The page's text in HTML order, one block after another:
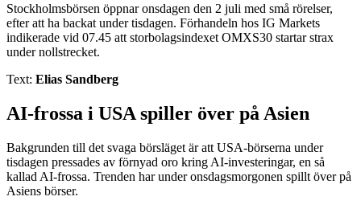
Stockholmsbörsen öppnar onsdagen den 2 juli med små rörelser,
efter att ha backat under tisdagen. Förhandeln hos IG Markets
indikerade vid 07.45 att storbolagsindexet OMXS30 startar strax
under nollstrecket.
Text: Elias Sandberg
AI-frossa i USA spiller över på Asien
Bakgrunden till det svaga börsläget är att USA-börserna under
tisdagen pressades av förnyad oro kring AI-investeringar, en så
kallad AI-frossa. Trenden har under onsdagsmorgonen spillt över på
Asiens börser.